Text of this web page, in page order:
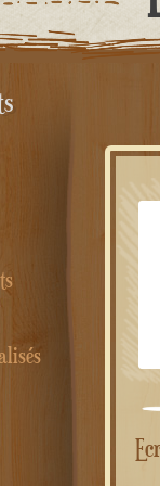
Ecriture personnalisée en